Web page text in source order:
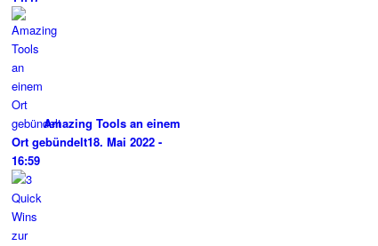
Amazing Tools an einem
Ort gebündelt18. Mai 2022 -
16:59